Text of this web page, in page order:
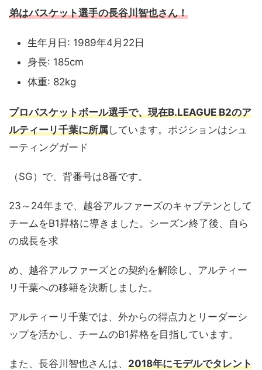
弟はバスケット選手の長谷川智也さん！
生年月日: 1989年4月22日
身長: 185cm
体重: 82kg
プロバスケットボール選手で、現在B.LEAGUE B2のア
ルティーリ千葉に所属しています。ポジションはシュ
ーティングガード
（SG）で、背番号は8番です。
23～24年まで、越谷アルファーズのキャプテンとして
チームをB1昇格に導きました。シーズン終了後、自ら
の成長を求
め、越谷アルファーズとの契約を解除し、アルティー
リ千葉への移籍を決断しました。
アルティーリ千葉では、外からの得点力とリーダーシ
ップを活かし、チームのB1昇格を目指しています。
また、長谷川智也さんは、 2018年にモデルでタレント